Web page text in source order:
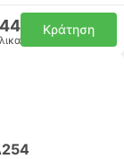
Κράτηση